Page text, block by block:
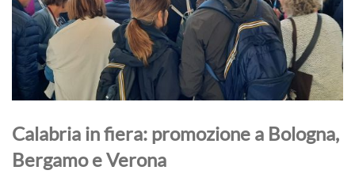
Calabria in fiera: promozione a Bologna,
Bergamo e Verona